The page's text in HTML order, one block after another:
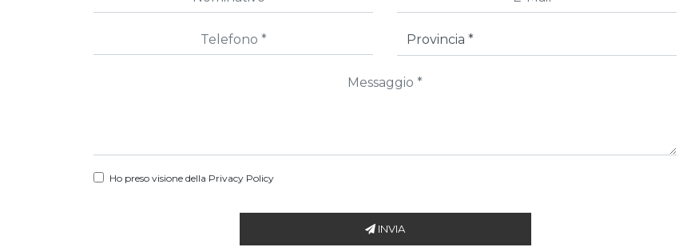
Ho preso visione della Privacy Policy
INVIA